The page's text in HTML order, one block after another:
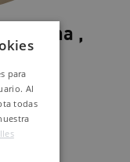
,
para
Al
todas